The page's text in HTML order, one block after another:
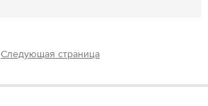
Следующая страница